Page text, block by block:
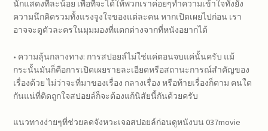
นักแสดงทีละน้อย เพื่อที่จะได้ให้พวกเราค่อยๆทำความเข้าใจทั้งยัง
ความนึกคิดรวมทั้งแรงจูงใจของแต่ละคน หากเปิดเผยไปก่อน เรา
อาจจะดูตัวละครในมุมมองที่แตกต่างจากที่หนังอยากได้
• ความลุ้นกลางทาง: การสปอยล์ไม่ใช่แค่ตอนจบแค่นั้นครับ แม้
กระนั้นมันก็คือการเปิดเผยรายละเอียดหรือสถานะการณ์สำคัญของ
เรื่องด้วย ไม่ว่าจะที่มาของเรื่อง กลางเรื่อง หรือท้ายเรื่องก็ตาม คนใด
กันแน่ที่ติดถูกใจสปอยล์ก็จะต้องแก้นิสัยนี้กันด้วยครับ
แนวทางง่ายๆที่ช่วยลดจังหวะเจอสปอยล์ก่อนดูหนังบน 037movie